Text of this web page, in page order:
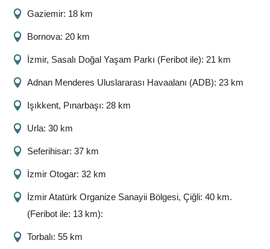
Gaziemir: 18 km
Bornova: 20 km
İzmir, Sasalı Doğal Yaşam Parkı (Feribot ile): 21 km
Adnan Menderes Uluslararası Havaalanı (ADB): 23 km
Işıkkent, Pınarbaşı: 28 km
Urla: 30 km
Seferihisar: 37 km
İzmir Otogar: 32 km
İzmir Atatürk Organize Sanayii Bölgesi, Çiğli: 40 km.
(Feribot ile: 13 km):
Torbalı: 55 km